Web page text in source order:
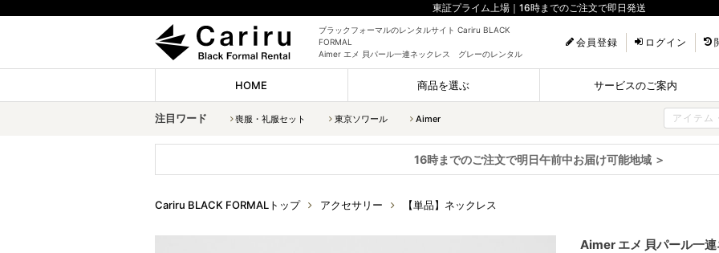
東証プライム上場｜16時までのご注文で即日発送
ブラックフォーマルのレンタルサイト Cariru BLACK
FORMAL
Aimer エメ 貝パール一連ネックレス グレーのレンタル
会員登録 ログイン
HOME 商品を選ぶ サービスのご案内
注目ワード 喪服・礼服セット 東京ソワール Aimer
16時までのご注文で明日午前中お届け可能地域 ＞
Cariru BLACK FORMALトップ アクセサリー 【単品】ネックレス
Aimer エメ 貝パール一